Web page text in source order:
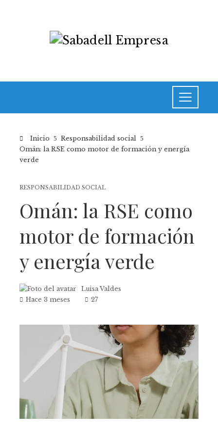
Inicio
Responsabilidad social
Omán: la RSE como motor de formación y energía
verde
RESPONSABILIDAD SOCIAL
Omán: la RSE como
motor de formación
y energía verde
Luisa Valdes
Hace 3 meses
27